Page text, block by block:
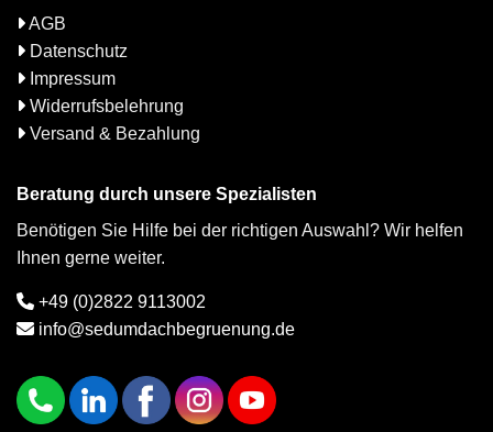
AGB
Datenschutz
Impressum
Widerrufsbelehrung
Versand & Bezahlung
Beratung durch unsere Spezialisten
Benötigen Sie Hilfe bei der richtigen Auswahl? Wir helfen
Ihnen gerne weiter.
+49 (0)2822 9113002
info@sedumdachbegruenung.de